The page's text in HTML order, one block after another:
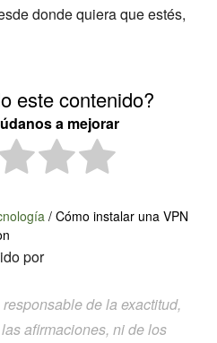
donde quiera que estés,
este contenido?
a mejorar
/ Cómo instalar una VPN
por
de la exactitud,
afirmaciones, ni de los